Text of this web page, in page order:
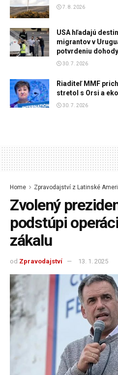
7. 8. 2026
USA hľadajú
migrantov v
potvrdeniu dohody
30. 7. 2026
Riaditeľ MMF
stretol s Orsi a
30. 7. 2026
Home Zpravodajství z Latinské
Zvolený
podstúpi
zákalu
od Zpravodajství 13. 1. 2025